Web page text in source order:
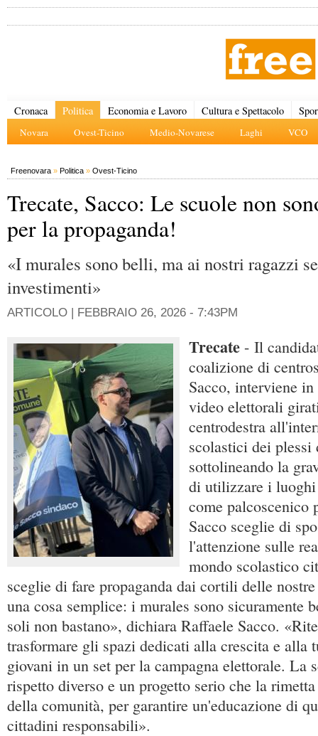
Cronaca Politica
Novara Ovest-Ticino Medio-Novarese Laghi VCO
Economia e Lavoro Cultura e Spettacolo
Freenovara » Politica » Ovest-Ticino
Trecate, Sacco: Le scuole non
per la propaganda!
«I murales sono belli, ma ai nostri ragazzi
investimenti»
ARTICOLO | FEBBRAIO 26, 2026 - 7:43PM
Trecate - Il
coalizione di
Sacco, interviene
video elettorali
centrodestra
scolastici dei plessi
sottolineando la
di utilizzare i
come palcoscenico
Sacco sceglie di
l'attenzione sulle
mondo scolastico
sceglie di fare propaganda dai cortili delle
una cosa semplice: i murales sono sicuramente
soli non bastano», dichiara Raffaele Sacco.
trasformare gli spazi dedicati alla crescita e alla
giovani in un set per la campagna elettorale. La
rispetto diverso e un progetto serio che la
della comunità, per garantire un'educazione di
cittadini responsabili».